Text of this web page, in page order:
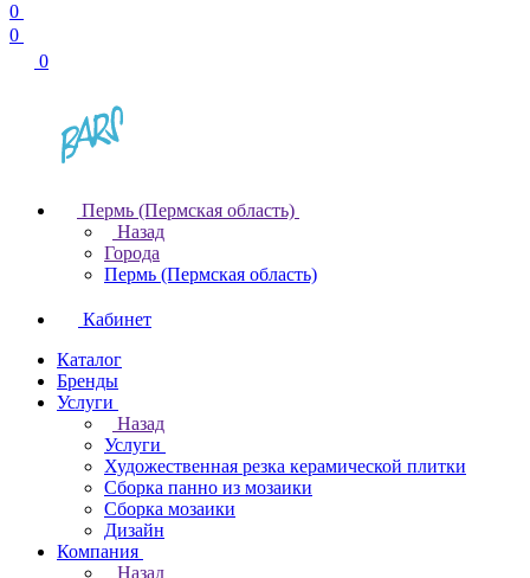
0
0
0
Пермь (Пермская область)
Назад
Города
Пермь (Пермская область)
Кабинет
Каталог
Бренды
Услуги
Назад
Услуги
Художественная резка керамической плитки
Сборка панно из мозаики
Сборка мозаики
Дизайн
Компания
Назад